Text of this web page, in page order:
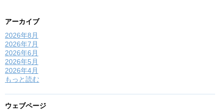
アーカイブ
2026年8月
2026年7月
2026年6月
2026年5月
2026年4月
もっと読む
ウェブページ